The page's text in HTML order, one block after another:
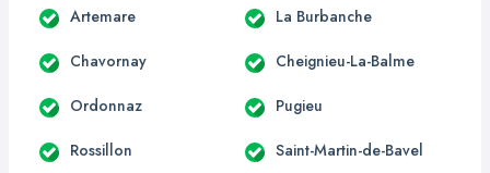
Artemare La Burbanche
Chavornay Cheignieu-La-Balme
Ordonnaz Pugieu
Rossillon Saint-Martin-de-Bavel